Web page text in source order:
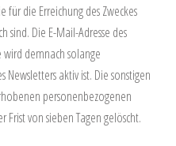
für die Erreichung des Zweckes
sind. Die E-Mail-Adresse des
wird demnach solange
aktiv ist. Die sonstigen
personenbezogenen
von sieben Tagen gelöscht.